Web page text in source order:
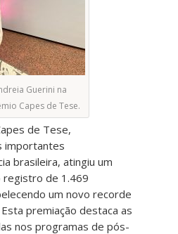
Guerini na
Capes de Tese.
de Tese,
importantes
brasileira, atingiu um
registro de 1.469
um novo recorde
premiação destaca as
nos programas de pós-